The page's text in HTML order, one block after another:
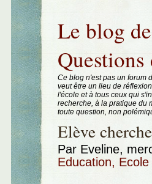
Le blog
Ce blog n'est pas un forum
veut être un lieu de
l'école et à tous ceux qui
recherche, à la pratique du
toute question, non
Elève
Par Eveline,
Education,